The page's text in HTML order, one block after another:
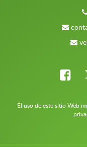
El uso de este sitio Web